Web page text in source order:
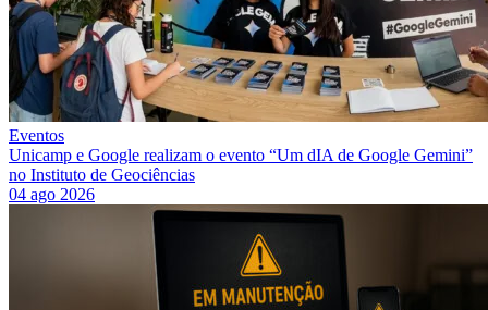
Eventos
Unicamp e Google realizam o evento “Um dIA de Google Gemini”
no Instituto de Geociências
04 ago 2026